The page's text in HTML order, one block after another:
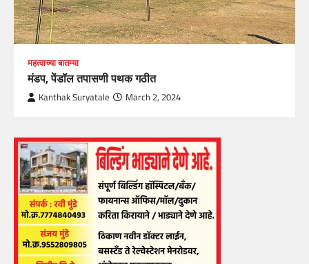
महत्वाच्या बातम्या
मंडप, पेंडॉल तपासणी पथक गठीत
Kanthak Suryatale March 2, 2024